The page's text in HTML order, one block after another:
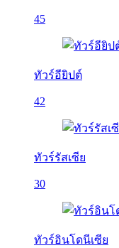
45
ทัวร์อียิปต์
42
ทัวร์รัสเซีย
30
ทัวร์อินโดนีเซีย